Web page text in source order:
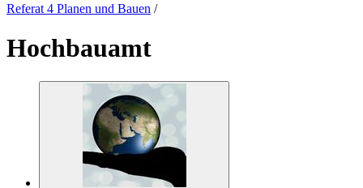
Referat 4 Planen und Bauen /
Hochbauamt